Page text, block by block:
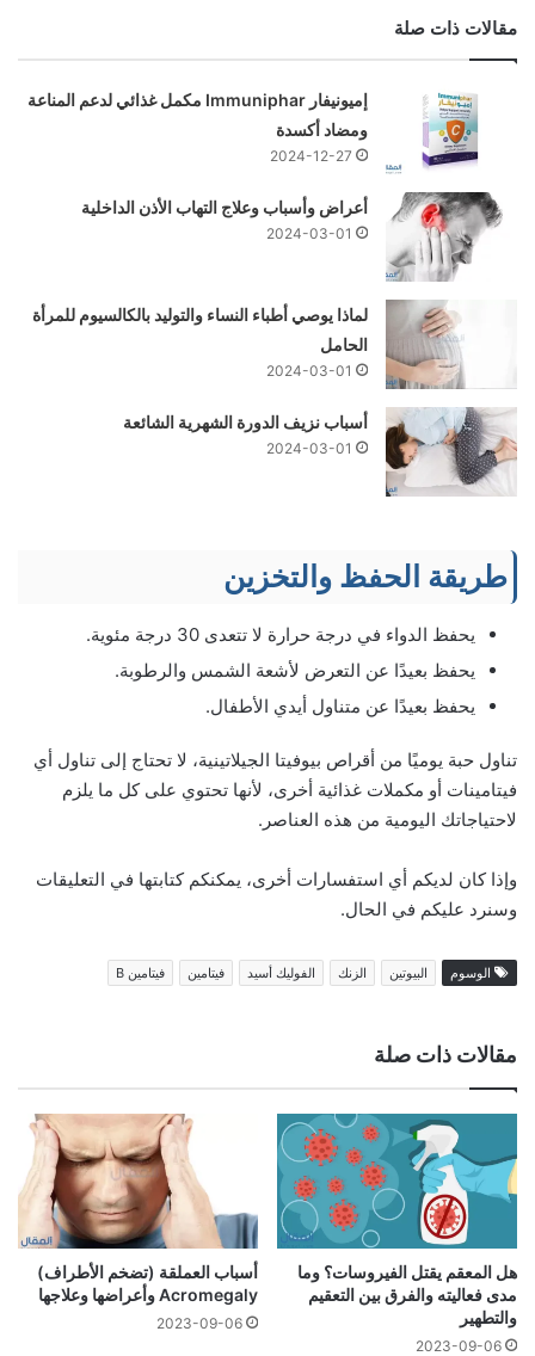
مقالات ذات صلة
إميونيفار Immuniphar مكمل غذائي لدعم المناعة
ومضاد أكسدة
2024-12-27
أعراض وأسباب وعلاج التهاب الأذن الداخلية
2024-03-01
لماذا يوصي أطباء النساء والتوليد بالكالسيوم للمرأة
الحامل
2024-03-01
أسباب نزيف الدورة الشهرية الشائعة
2024-03-01
طريقة الحفظ والتخزين
يحفظ الدواء في درجة حرارة لا تتعدى 30 درجة مئوية.
يحفظ بعيدًا عن التعرض لأشعة الشمس والرطوبة.
يحفظ بعيدًا عن متناول أيدي الأطفال.
تناول حبة يوميًا من أقراص بيوفيتا الجيلاتينية، لا تحتاج إلى تناول أي
فيتامينات أو مكملات غذائية أخرى، لأنها تحتوي على كل ما يلزم
لاحتياجاتك اليومية من هذه العناصر.
وإذا كان لديكم أي استفسارات أخرى، يمكنكم كتابتها في التعليقات
وسنرد عليكم في الحال.
الوسوم البيوتين الزنك الفوليك أسيد فيتامين فيتامين B
مقالات ذات صلة
هل المعقم يقتل الفيروسات؟ وما
مدى فعاليته والفرق بين التعقيم
والتطهير
2023-09-06
أسباب العملقة (تضخم الأطراف)
Acromegaly وأعراضها وعلاجها
2023-09-06